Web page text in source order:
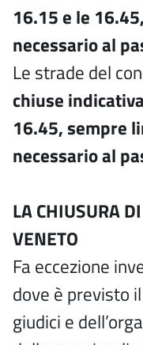
16.15 e le
necessario al
Le strade del
chiuse
16.45, sempre
necessario al
LA CHIUSURA
VENETO
Fa eccezione
dove è previsto
giudici e